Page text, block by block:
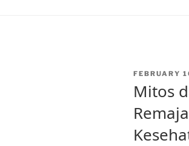
POSTED
FEBRUARY
Mitos